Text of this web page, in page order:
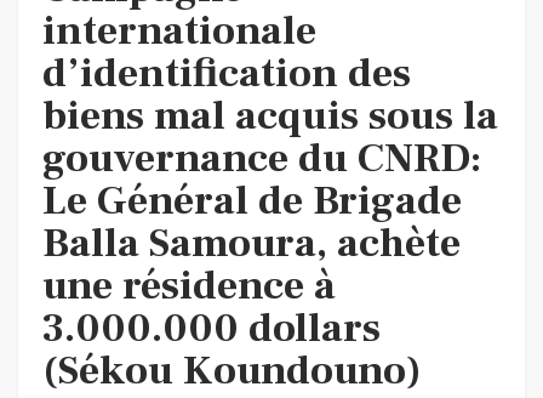
internationale
d’identification des
biens mal acquis sous la
gouvernance du CNRD:
Le Général de Brigade
Balla Samoura, achète
une résidence à
3.000.000 dollars
(Sékou Koundouno)